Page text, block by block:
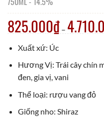
825.000₫ –
Xuất xứ: Úc
Hương Vị: Trái cây chín
đen, gia vị, vani
Thể loại: rượu vang đỏ
Giống nho: Shiraz